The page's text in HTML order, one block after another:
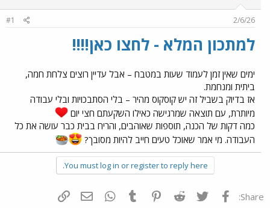
ו
ש
2/6/26
#1
למתכון המלא - לחצו כאן!!!!
ימים שאין זמן לעמוד שעות במטבח – אבל עדיין רוצים צלחת חמה,
ביתית ומנחמת.
אז בדיוק בשביל זה יש קוסקוס מהיר – בלי הסתבכויות ובלי עבודה
מיותרת, עם תוצאה שמרגישה כאילו השקעתם חצי יום
כמה דקות של הכנה, תוספות שאוהבים, והריח בבית כבר עושה את כל
העבודה. מי אמר שאוכל טעים חייב להיות מסובך?
You must log in or register to reply here.
Share: פייסבוק Twitter
Reddit
Pinterest
Tumblr
WhatsAppדואר אלקטרוני